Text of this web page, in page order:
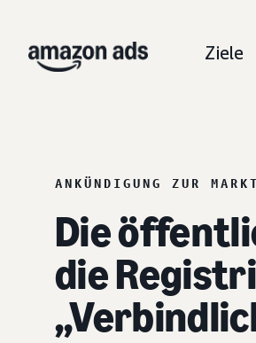
Ziele
ANKÜNDIGUNG ZUR
Die
die